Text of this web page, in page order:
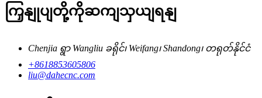
ကြှနျုပျတို့ကိုဆကျသှယျရနျ
Chenjia ရွာ Wangliu ခရိုင်၊ Weifang၊ Shandong၊ တရုတ်နိုင်ငံ
+8618853605806
liu@dahecnc.com